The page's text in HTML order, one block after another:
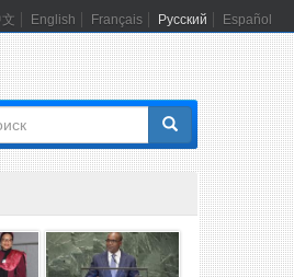
English Français Русский Español